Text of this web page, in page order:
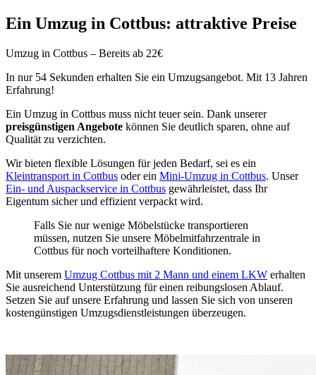
Ein Umzug in Cottbus: attraktive Preise
Umzug in Cottbus – Bereits ab 22€
In nur 54 Sekunden erhalten Sie ein Umzugsangebot. Mit 13 Jahren
Erfahrung!
Ein Umzug in Cottbus muss nicht teuer sein. Dank unserer
preisgünstigen Angebote können Sie deutlich sparen, ohne auf
Qualität zu verzichten.
Wir bieten flexible Lösungen für jeden Bedarf, sei es ein
Kleintransport in Cottbus oder ein Mini-Umzug in Cottbus. Unser
Ein- und Auspackservice in Cottbus gewährleistet, dass Ihr
Eigentum sicher und effizient verpackt wird.
Falls Sie nur wenige Möbelstücke transportieren
müssen, nutzen Sie unsere Möbelmitfahrzentrale in
Cottbus für noch vorteilhaftere Konditionen.
Mit unserem Umzug Cottbus mit 2 Mann und einem LKW erhalten
Sie ausreichend Unterstützung für einen reibungslosen Ablauf.
Setzen Sie auf unsere Erfahrung und lassen Sie sich von unseren
kostengünstigen Umzugsdienstleistungen überzeugen.